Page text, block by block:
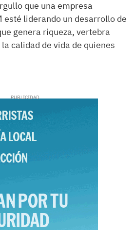
que una empresa
esté liderando un desarrollo de
genera riqueza, vertebra
calidad de vida de quienes